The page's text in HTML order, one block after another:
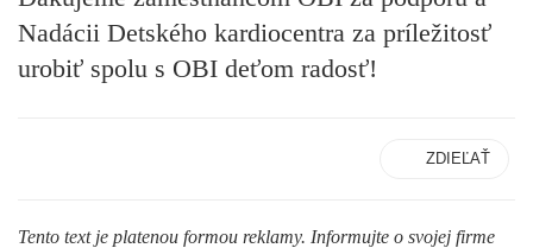
Nadácii Detského kardiocentra za príležitosť
urobiť spolu s OBI deťom radosť!
ZDIEĽAŤ
Tento text je platenou formou reklamy. Informujte o svojej firme